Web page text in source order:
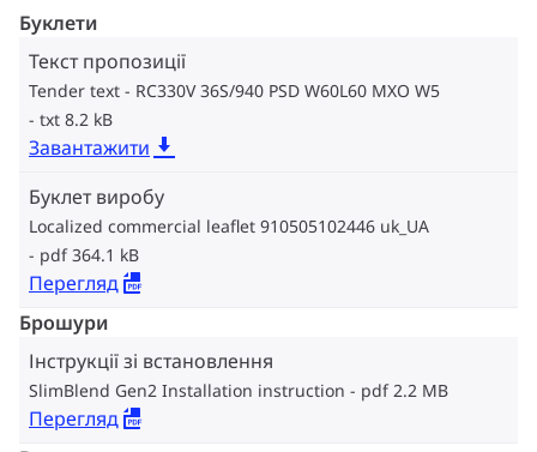
Буклети
Текст пропозиції
Tender text - RC330V 36S/940 PSD W60L60 MXO W5
txt 8.2 kB
Завантажити
Буклет виробу
Localized commercial leaflet 910505102446 uk_UA
pdf 364.1 kB
Перегляд
Брошури
Інструкції зі встановлення
SlimBlend Gen2 Installation instruction pdf 2.2 MB
Перегляд